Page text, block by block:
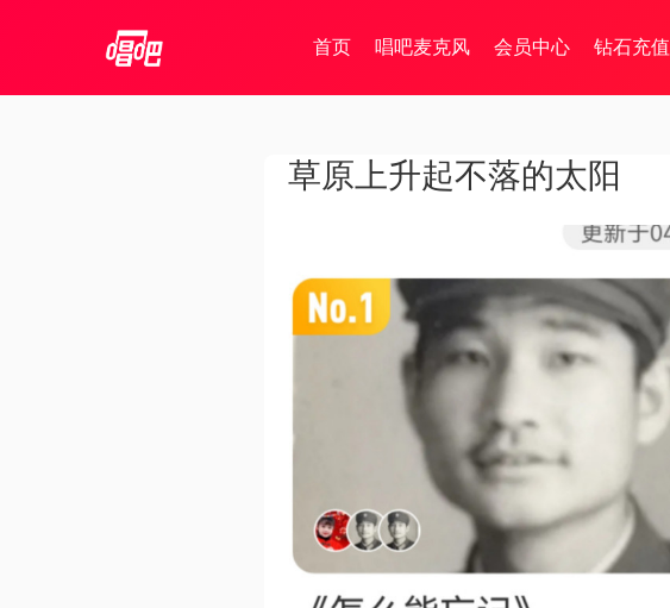
首页 唱吧麦克风 会员中心 钻石充值
草原上升起不落的太阳